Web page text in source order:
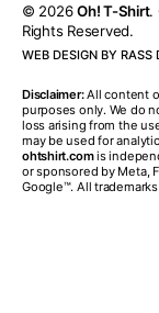
© 2026Oh! T-Shirt.
Rights Reserved.
WEB DESIGN BY RASS
Disclaimer:All content
purposes only. We do
loss arising from the
may be used for
ohtshirt.comis
or sponsored by Meta,
Google™. All